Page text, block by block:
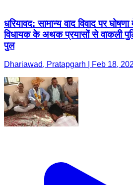
धरियावद: सामान्य वाद विवाद पर
विधायक के अथक प्रयासों से वाकली
पुल
Dhariawad, Pratapgarh | Feb 18,